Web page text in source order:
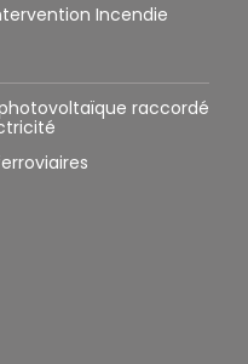
Incendie
photovoltaïque raccordé